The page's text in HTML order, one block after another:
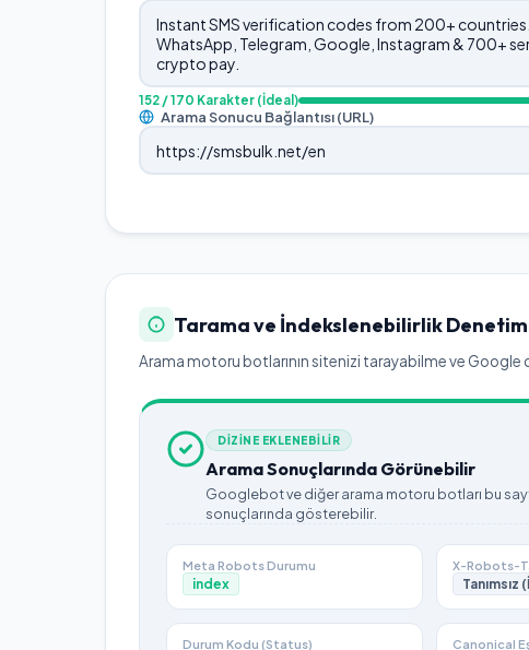
152 / 170 Karakter (İdeal)
Arama Sonucu Bağlantısı (URL)
Tarama ve İndekslenebilirlik
Arama motoru botlarının sitenizi tarayabilme ve Google
DİZİNE EKLENEBİLİR
Arama Sonuçlarında Görünebilir
Googlebot ve diğer arama motoru botları bu
sonuçlarında gösterebilir.
Meta Robots Durumu
index
X-Robots-
Tanımsız
Durum Kodu (Status) Canonical